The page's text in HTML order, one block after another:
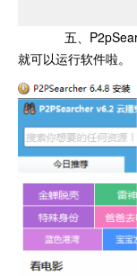
五、
就可以运行软件啦。